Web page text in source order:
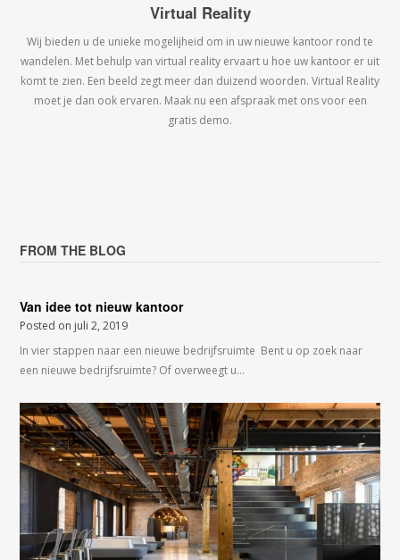
Virtual Reality
Wij bieden u de unieke mogelijheid om in uw nieuwe kantoor rond te
wandelen. Met behulp van virtual reality ervaart u hoe uw kantoor er uit
komt te zien. Een beeld zegt meer dan duizend woorden. Virtual Reality
moet je dan ook ervaren. Maak nu een afspraak met ons voor een
gratis demo.
FROM THE BLOG
Van idee tot nieuw kantoor
Posted on juli 2, 2019
In vier stappen naar een nieuwe bedrijfsruimte Bent u op zoek naar
een nieuwe bedrijfsruimte? Of overweegt u…